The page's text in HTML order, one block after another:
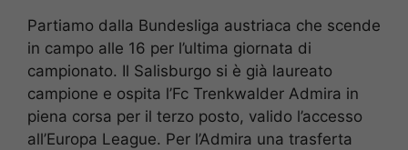
Partiamo dalla Bundesliga austriaca che scende
in campo alle 16 per l’ultima giornata di
campionato. Il Salisburgo si è già laureato
campione e ospita l’Fc Trenkwalder Admira in
piena corsa per il terzo posto, valido l’accesso
all’Europa League. Per l’Admira una trasferta